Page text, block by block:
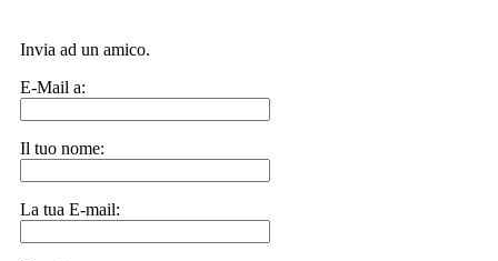
Invia ad un amico.
E-Mail a:
Il tuo nome:
La tua E-mail: